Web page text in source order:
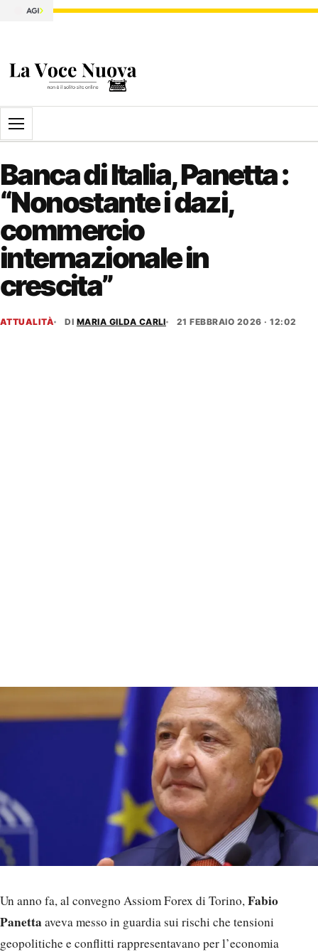
Apri il menu
Banca di Italia, Panetta :
“Nonostante i dazi,
commercio
internazionale in
crescita”
ATTUALITÀ DI MARIA GILDA CARLI 21 FEBBRAIO 2026 · 12:02
Un anno fa, al convegno Assiom Forex di Torino,Fabio
Panetta aveva messo in guardia sui rischi che tensioni
geopolitiche e conflitti rappresentavano per l’economia